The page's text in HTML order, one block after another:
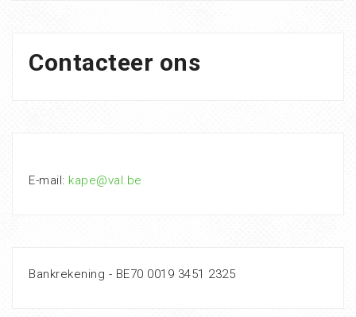
Contacteer ons
E-mail: kape@val.be
Bankrekening - BE70 0019 3451 2325